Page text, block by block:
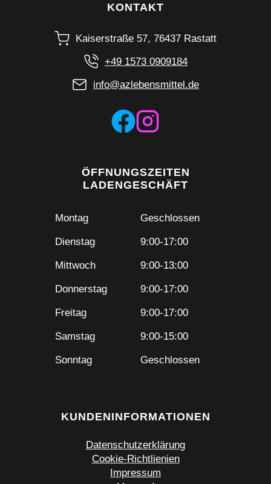
KONTAKT
Kaiserstraße 57, 76437 Rastatt
+49 1573 0909184
info@azlebensmittel.de
ÖFFNUNGSZEITEN
LADENGESCHÄFT
Montag Geschlossen
Dienstag 9:00-17:00
Mittwoch 9:00-13:00
Donnerstag 9:00-17:00
Freitag 9:00-17:00
Samstag 9:00-15:00
Sonntag Geschlossen
KUNDENINFORMATIONEN
Datenschutzerklärung
Cookie-Richtlienien
Impressum